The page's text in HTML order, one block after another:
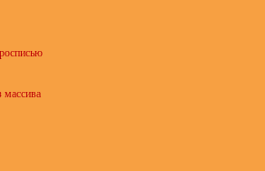
массива